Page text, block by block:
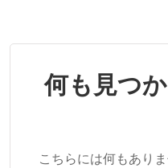
何も見つ
こちらには何もあり